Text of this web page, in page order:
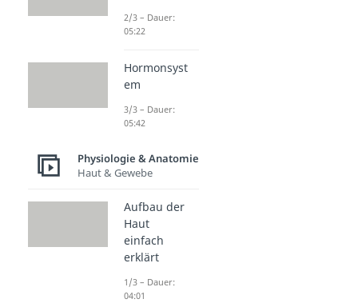
2/3 – Dauer:
05:22
Hormonsyst
em
3/3 – Dauer:
05:42
Physiologie & Anatomie
Haut & Gewebe
Aufbau der
Haut
einfach
erklärt
1/3 – Dauer:
04:01